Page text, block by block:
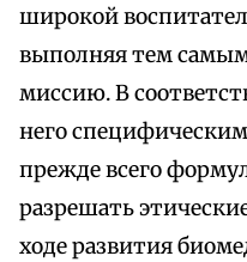
широкой
выполняя тем
миссию. В
него
прежде всего
разрешать
ходе развития